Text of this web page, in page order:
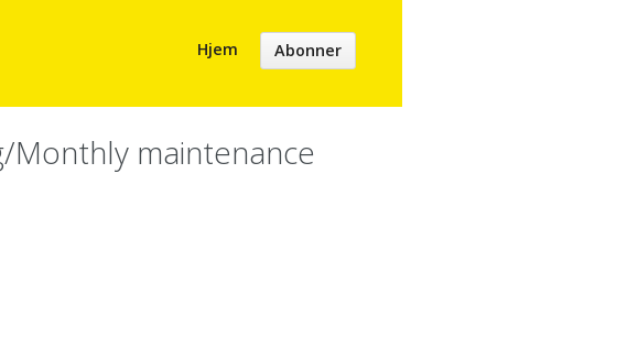
Hjem Abonner
Monthly maintenance